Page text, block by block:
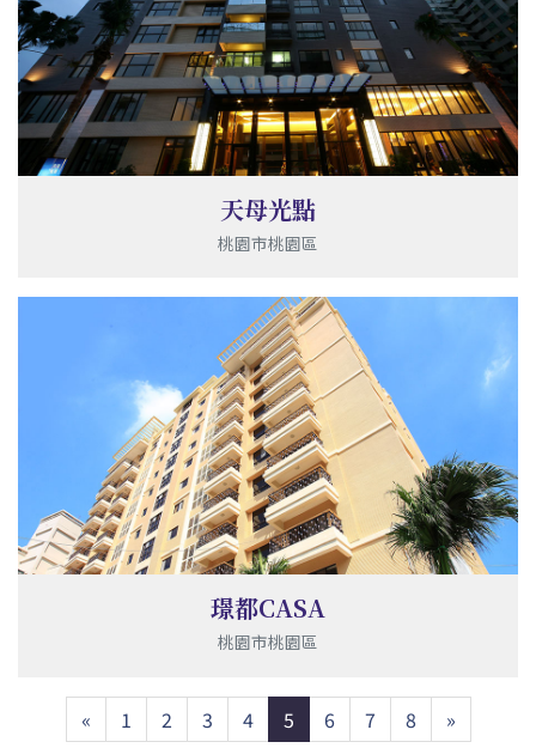
天母光點
桃園市桃園區
璟都CASA
桃園市桃園區
«Previous
1 2 3 4 5 6 7 8 »Next